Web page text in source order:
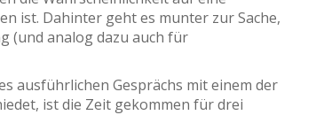
ist. Dahinter geht es munter zur Sache,
(und analog dazu auch für
ausführlichen Gesprächs mit einem der
ist die Zeit gekommen für drei